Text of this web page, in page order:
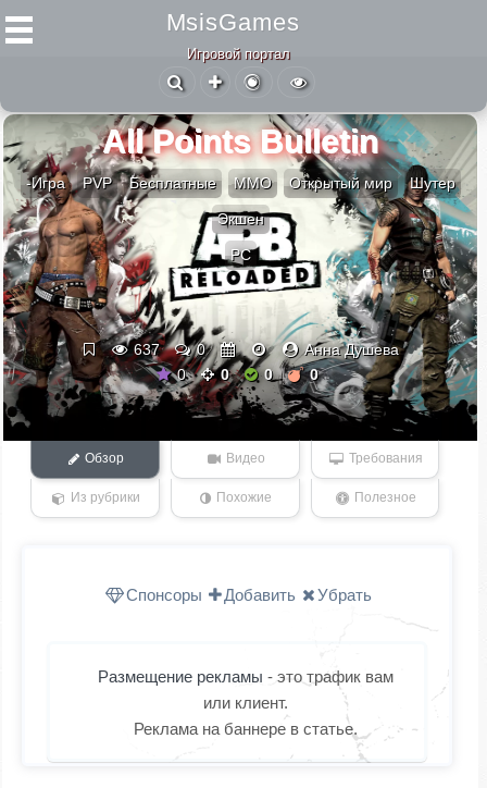
MsisGames
Игровой портал
All Points Bulletin
-Игра PVP Бесплатные ММО Открытый мир Шутер
Экшен
PC
637 0
Анна Душева
0
0 0 0
Обзор Видео Требования
Из рубрики Похожие Полезное
Спонсоры Добавить Убрать
Размещение рекламы - это трафик вам
или клиент.
Реклама на баннере в статье.